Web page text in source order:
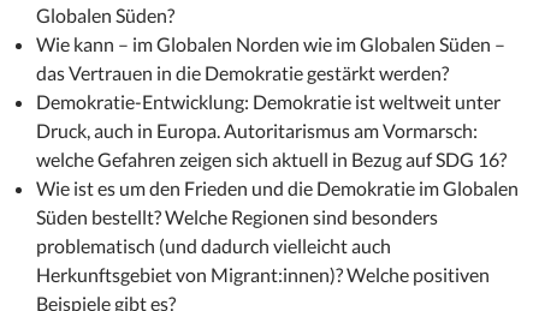
Globalen Süden?
Wie kann – im Globalen Norden wie im Globalen Süden –
das Vertrauen in die Demokratie gestärkt werden?
Demokratie-Entwicklung: Demokratie ist weltweit unter
Druck, auch in Europa. Autoritarismus am Vormarsch:
welche Gefahren zeigen sich aktuell in Bezug auf SDG 16?
Wie ist es um den Frieden und die Demokratie im Globalen
Süden bestellt? Welche Regionen sind besonders
problematisch (und dadurch vielleicht auch
Herkunftsgebiet von Migrant:innen)? Welche positiven
Beispiele gibt es?